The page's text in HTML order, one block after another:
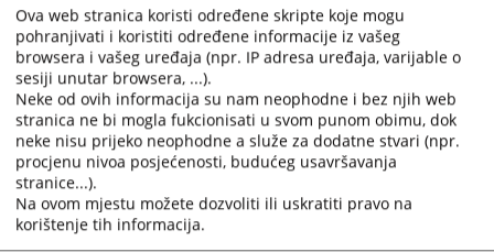
Broj pisarnice za informacije o stanju predmeta: 033/
567-726
Broj pisarnice Registra: 033/567-727
Emailreg@oss.ba
Broj Zk ureda 033/567-728
Emailzk@oss.ba
9986
Ova web stranica koristi određene skripte koje mogu
pohranjivati i koristiti određene informacije iz vašeg
browsera i vašeg uređaja (npr. IP adresa uređaja, varijable o
sesiji unutar browsera, ...).
Neke od ovih informacija su nam neophodne i bez njih web
stranica ne bi mogla fukcionisati u svom punom obimu, dok
neke nisu prijeko neophodne a služe za dodatne stvari (npr.
procjenu nivoa posjećenosti, budućeg usavršavanja
stranice...).
Na ovom mjestu možete dozvoliti ili uskratiti pravo na
korištenje tih informacija.